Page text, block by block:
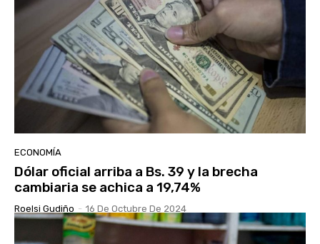
ECONOMÍA
Dólar oficial arriba a Bs. 39 y la brecha
cambiaria se achica a 19,74%
Roelsi Gudiño - 16 De Octubre De 2024